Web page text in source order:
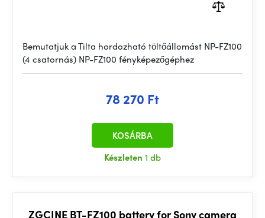
Bemutatjuk a Tilta hordozható töltőállomást NP-FZ100
(4 csatornás) NP-FZ100 fényképezőgéphez
78 270 Ft
Készleten 1 db
KOSÁRBA
ZGCINE BT-FZ100 battery for Sony camera